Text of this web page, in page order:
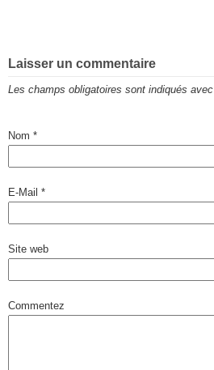
Laisser un commentaire
Les champs obligatoires sont indiqués avec
Nom *
E-Mail *
Site web
Commentez